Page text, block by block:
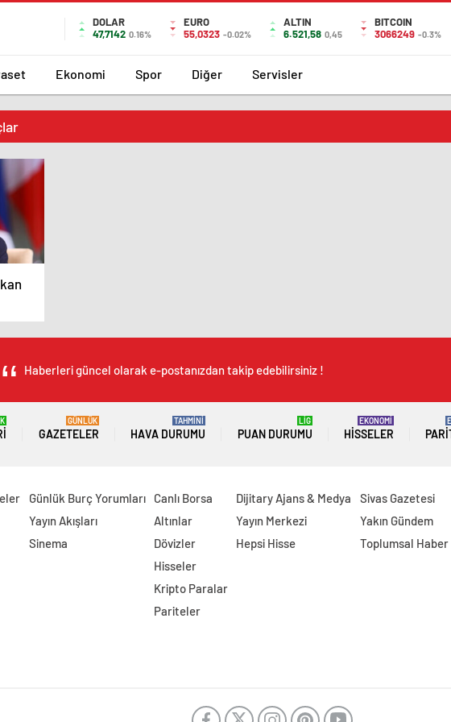
DOLAR
47,7142 0.16%
EURO
55,0323 -0.02%
ALTIN
6.521,58 0,45
BITCOIN
3066249 -0.3%
Ekonomi Spor Diğer Servisler
Haberleri güncel olarak e-postanızdan takip edebilirsiniz !
GAZETELER
GÜNLÜK
HAVA DURUMU
TAHMİNİ
PUAN DURUMU
LİG
HISSELER
EKONOMİ
Günlük Burç Yorumları
Yayın Akışları
Sinema
Canlı Borsa
Altınlar
Dövizler
Hisseler
Kripto Paralar
Pariteler
Dijitary Ajans & Medya
Yayın Merkezi
Hepsi Hisse
Sivas Gazetesi
Yakın Gündem
Toplumsal Haber